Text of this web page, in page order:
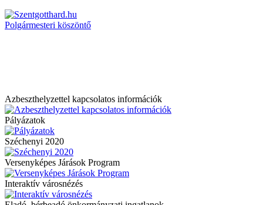
Polgármesteri köszöntő
Azbeszthelyzettel kapcsolatos információk
Pályázatok
Széchenyi 2020
Versenyképes Járások Program
Interaktív városnézés